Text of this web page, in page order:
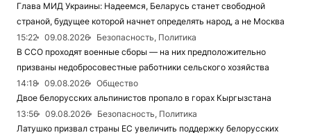
Глава МИД Украины: Надеемся, Беларусь станет свободной
страной, будущее которой начнет определять народ, а не Москва
15:22
09.08.2026
Безопасность, Политика
В ССО проходят военные сборы — на них предположительно
призваны недобросовестные работники сельского хозяйства
14:18
09.08.2026
Общество
Двое белорусских альпинистов пропало в горах Кыргызстана
13:56
09.08.2026
Безопасность, Политика
Латушко призвал страны ЕС увеличить поддержку белорусских